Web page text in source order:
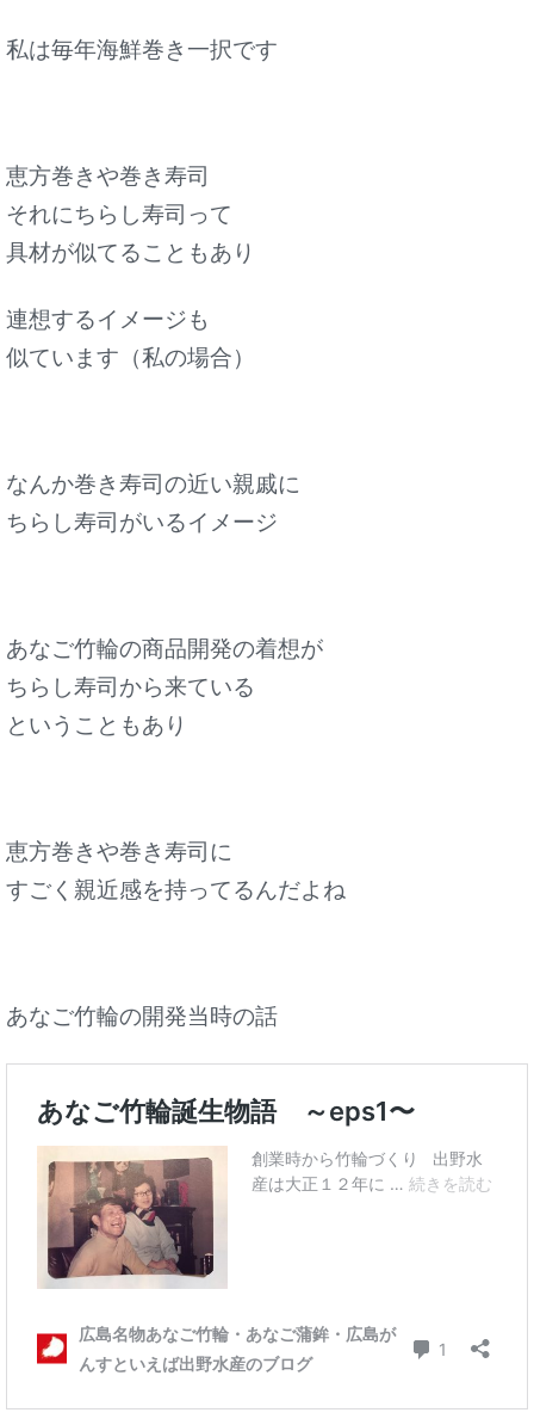
私は毎年海鮮巻き一択です
恵方巻きや巻き寿司
それにちらし寿司って
具材が似てることもあり
連想するイメージも
似ています（私の場合）
なんか巻き寿司の近い親戚に
ちらし寿司がいるイメージ
あなご竹輪の商品開発の着想が
ちらし寿司から来ている
ということもあり
恵方巻きや巻き寿司に
すごく親近感を持ってるんだよね
あなご竹輪の開発当時の話